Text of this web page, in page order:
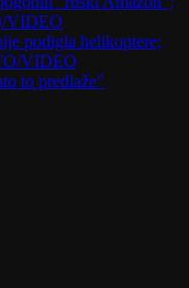
VIDEO
podigla helikoptere;
VIDEO
to predlaže"